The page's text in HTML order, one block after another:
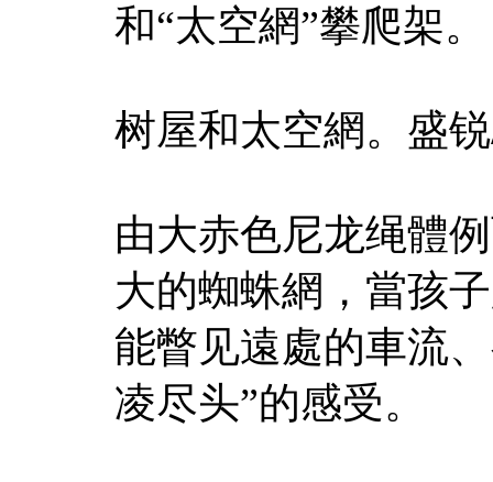
和“太空網”攀爬架。
树屋和太空網。盛
由大赤色尼龙绳體
大的蜘蛛網，當孩
能瞥见遠處的車流
凌尽头”的感受。